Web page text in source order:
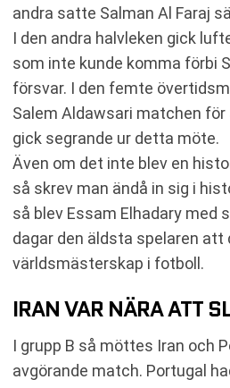
andra satte Salman Al Faraj
I den andra halvleken gick
som inte kunde komma förbi
försvar. I den femte
Salem Aldawsari matchen för
gick segrande ur detta möte.
Även om det inte blev en
så skrev man ändå in sig i
så blev Essam Elhadary med
dagar den äldsta spelaren att
världsmästerskap i fotboll.
IRAN VAR NÄRA ATT
I grupp B så möttes Iran och
avgörande match. Portugal